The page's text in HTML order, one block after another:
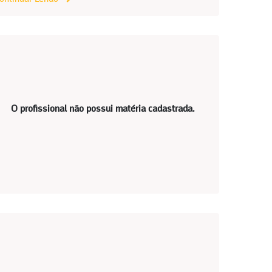
O profissional não possui matéria cadastrada.